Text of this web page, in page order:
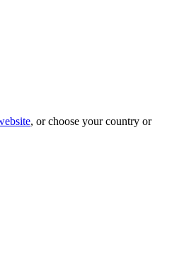
, or choose your country or